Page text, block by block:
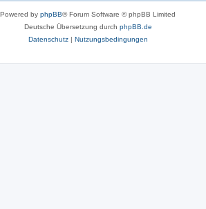
Powered by phpBB® Forum Software © phpBB Limited
Deutsche Übersetzung durch phpBB.de
Datenschutz| Nutzungsbedingungen